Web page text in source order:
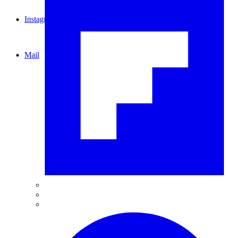
Instagram
Mail